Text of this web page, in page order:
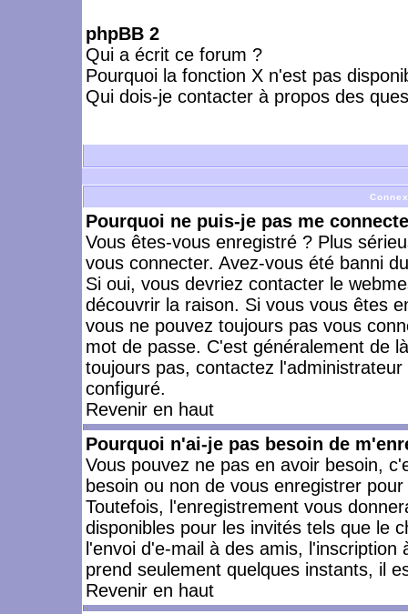
phpBB 2
Qui a écrit ce forum ?
Pourquoi la fonction X n'est pas
Qui dois-je contacter à propos des
Pourquoi ne puis-je pas me
Vous êtes-vous enregistré ? Plus
vous connecter. Avez-vous été banni
Si oui, vous devriez contacter le
découvrir la raison. Si vous vous êtes
vous ne pouvez toujours pas vous
mot de passe. C'est généralement de
toujours pas, contactez
configuré.
Revenir en haut
Pourquoi n'ai-je pas besoin de
Vous pouvez ne pas en avoir besoin,
besoin ou non de vous enregistrer
Toutefois, l'enregistrement vous
disponibles pour les invités tels que le
l'envoi d'e-mail à des amis,
prend seulement quelques instants, il
Revenir en haut